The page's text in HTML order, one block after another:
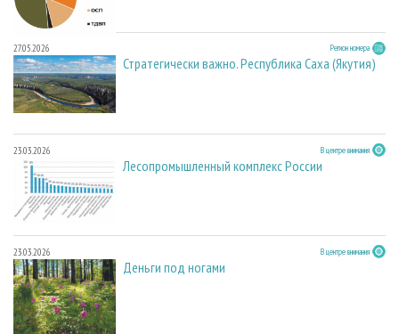
27.05.2026 Регион номера
Стратегически важно. Республика Саха (Якутия)
23.03.2026 В центре внимания
Лесопромышленный комплекс России
23.03.2026 В центре внимания
Деньги под ногами